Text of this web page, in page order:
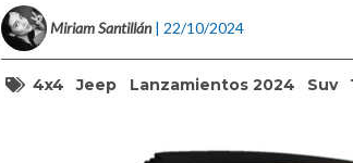
Miriam Santillán | 22/10/2024
4x4 Jeep Lanzamientos 2024 Suv